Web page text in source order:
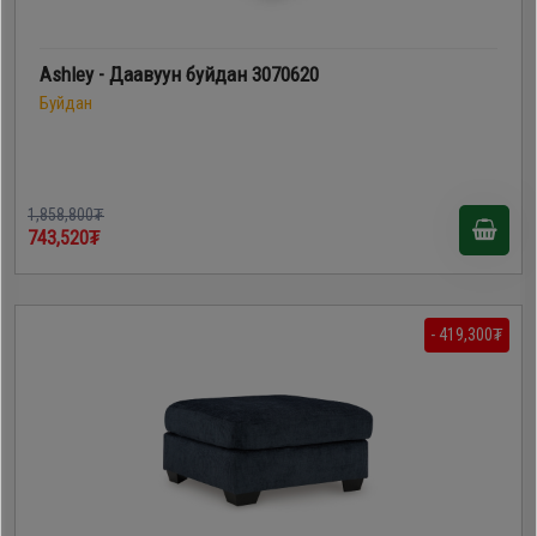
Ashley - Даавуун буйдан 3070620
Буйдан
1,858,800₮
743,520₮
- 419,300₮